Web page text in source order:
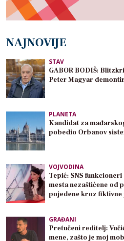
NAJNOVIJE
STAV
GABOR BODIŠ:
Peter Magyar
PLANETA
Kandidat za
pobedio Orbanov
VOJVODINA
Tepić: SNS
mesta nezaštićene od
pojedene kroz fiktivne
GRAĐANI
Pretučeni reditelj:
mene, zašto je moj